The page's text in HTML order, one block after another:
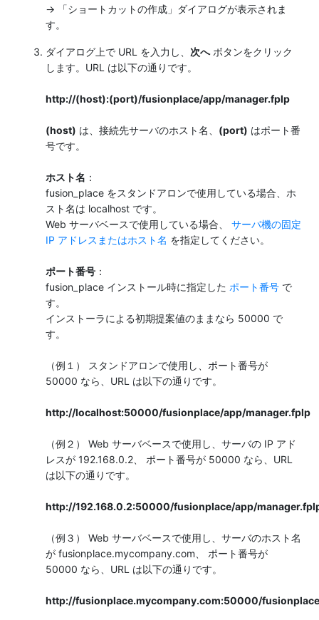
→ 「ショートカットの作成」ダイアログが表示されま
す。
ダイアログ上で URL を入力し、 次へボタンをクリック
します。URL は以下の通りです。
http://(host):(port)/fusionplace/app/manager.fplp
(host) は、接続先サーバのホスト名、 (port) はポート番
号です。
ホスト名 ：
fusion_place をスタンドアロンで使用している場合、ホ
スト名は localhost です。
Web サーバベースで使用している場合、 サーバ機の固定
IP アドレスまたはホスト名 を指定してください。
ポート番号 ：
fusion_place インストール時に指定した ポート番号 で
す。
インストーラによる初期提案値のままなら 50000 で
す。
（例１） スタンドアロンで使用し、ポート番号が
50000 なら、URL は以下の通りです。
http://localhost:50000/fusionplace/app/manager.fplp
（例２） Web サーバベースで使用し、サーバの IP アド
レスが 192.168.0.2、 ポート番号が 50000 なら、URL
は以下の通りです。
http://192.168.0.2:50000/fusionplace/app/
（例３） Web サーバベースで使用し、サーバのホスト名
が fusionplace.mycompany.com、 ポート番号が
50000 なら、URL は以下の通りです。
http://fusionplace.mycompany.com:50000/